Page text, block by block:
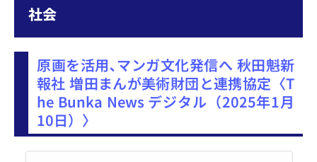
社会
原画を活用､マンガ文化発信へ 秋田魁新
報社 増田まんが美術財団と連携協定〈T
he Bunka News デジタル（2025年1月
10日）〉